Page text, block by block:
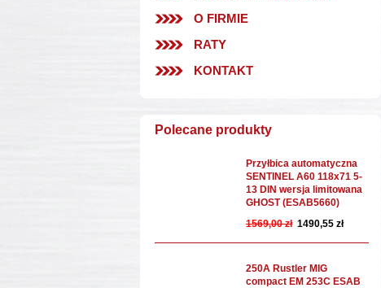
O FIRMIE
RATY
KONTAKT
Polecane produkty
Przyłbica automatyczna
SENTINEL A60 118x71 5-
13 DIN wersja limitowana
GHOST (ESAB5660)
1569,00 zł 1490,55 zł
250A Rustler MIG
compact EM 253C ESAB